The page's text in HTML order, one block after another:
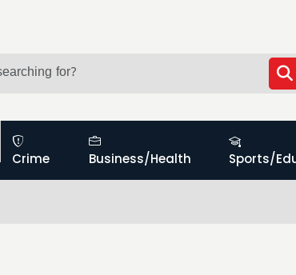
Crime
Business/Health Sports/